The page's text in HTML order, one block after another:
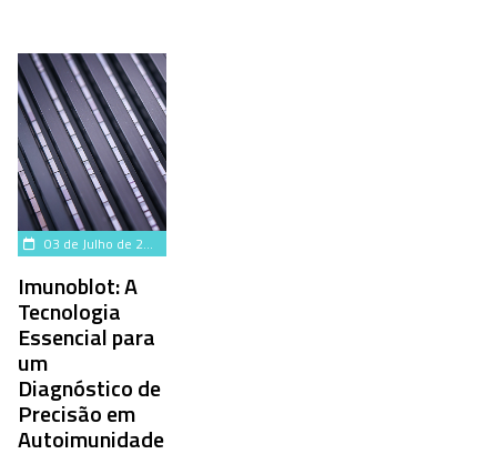
03 de Julho de 2025
Imunoblot: A
Tecnologia
Essencial para
um
Diagnóstico de
Precisão em
Autoimunidade